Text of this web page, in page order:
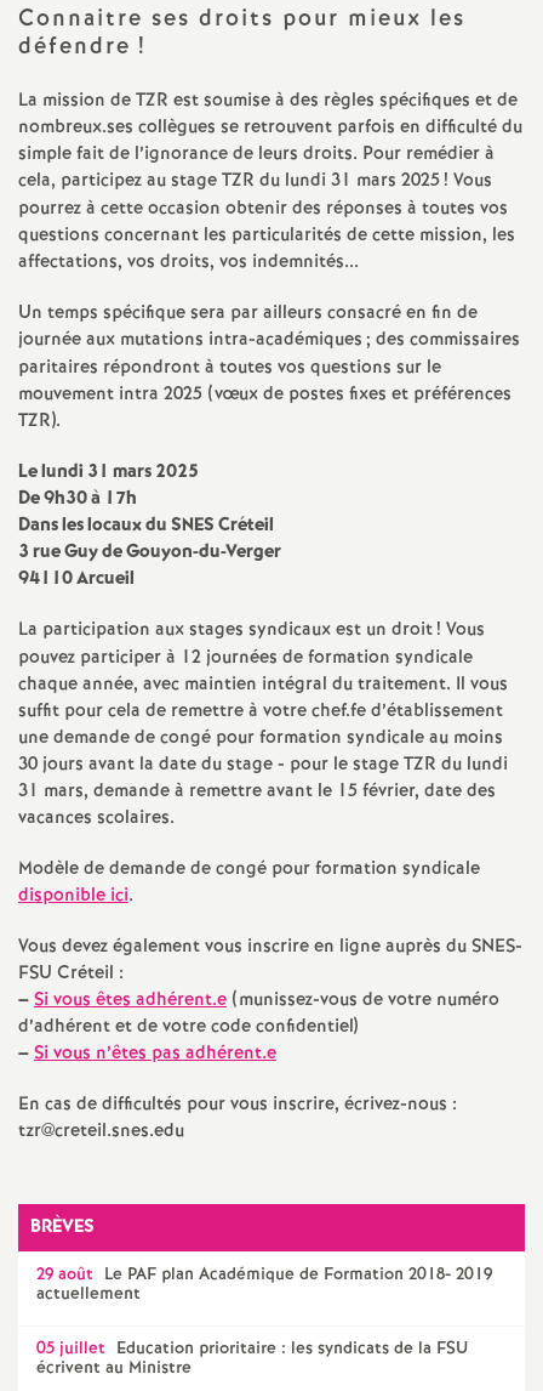
t
i
o
n
l
d
n
s
e
n
e
m
n
t
s
Connaitre ses droits pour mieux les
défendre !
La mission deTZR est soumise à des règles spécifiques et de
nombreux.ses collègues se retrouvent parfois en difficulté du
simple fait de l’ignorance de leurs droits. Pour remédier à
cela, participez au stageTZR du lundi 31 mars 2025! Vous
pourrez à cette occasion obtenir des réponses à toutes vos
questions concernant les particularités de cette mission, les
affectations, vos droits, vos indemnités...
Un temps spécifique sera par ailleurs consacré en fin de
journée aux mutations intra-académiques; des commissaires
paritaires répondront à toutes vos questions sur le
mouvement intra 2025 (vœux de postes fixes et préférences
TZR).
Le lundi 31 mars 2025
De 9h30 à 17h
Dans les locaux duSNESCréteil
3 rue Guy de Gouyon-du-Verger
94110 Arcueil
La participation aux stages syndicaux est un droit! Vous
pouvez participer à 12 journées de formation syndicale
chaque année, avec maintien intégral du traitement. Il vous
suffit pour cela de remettre à votre chef.fe d’établissement
une demande de congé pour formation syndicale au moins
30 jours avant la date du stage - pour le stageTZR du lundi
31 mars, demande à remettre avant le 15 février, date des
vacances scolaires.
Modèle de demande de congé pour formation syndicale
disponible ici.
Vous devez également vous inscrire en ligne auprès duSNES-
FSU Créteil :
–Si vous êtes adhérent.e (munissez-vous de votre numéro
d’adhérent et de votre code confidentiel)
–Si vous n’êtes pas adhérent.e
En cas de difficultés pour vous inscrire, écrivez-nous :
tzr@creteil.snes.edu
BRÈVES
29 août Le PAF plan Académique de Formation 2018- 2019
actuellement
05 juillet Education prioritaire : les syndicats de la FSU
écrivent au Ministre